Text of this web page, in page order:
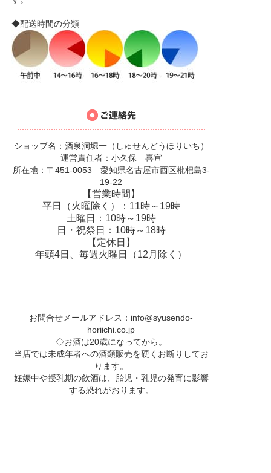
◆配送時間の分類
ショップ名：酒泉洞堀一（しゅせんどうほりいち）
運営責任者：小久保 喜宣
所在地：〒451-0053 愛知県名古屋市西区枇杷島3-
19-22
【営業時間】
平日（火曜除く）：11時～19時
土曜日：10時～19時
日・祝祭日：10時～18時
【定休日】
年頭4日、毎週火曜日（12月除く）
お問合せメールアドレス： info@syusendo-
horiichi.co.jp
◇お酒は20歳になってから。
当店では未成年者への酒類販売を硬くお断りしてお
ります。
妊娠中や授乳期の飲酒は、胎児・乳児の発育に影響
する恐れがおります。